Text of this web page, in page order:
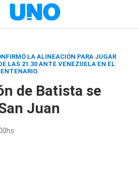
LA ALINEACIÓN PARA JUGAR
LAS 21.30 ANTE VENEZUELA EN EL
de Batista se
Juan